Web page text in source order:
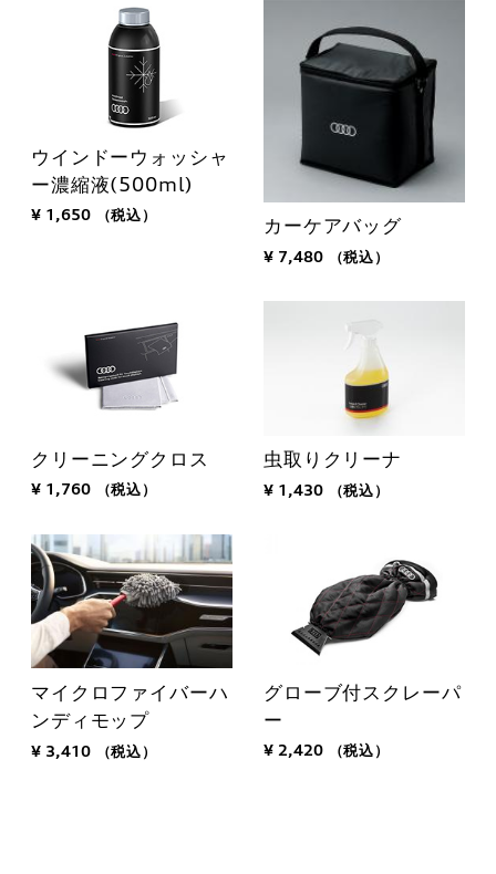
ウインドーウォッシャ
ー濃縮液(500ml)
¥ 1,650 （税込） カーケアバッグ
¥ 7,480 （税込）
クリーニングクロス
¥ 1,760 （税込）
虫取りクリーナ
¥ 1,430 （税込）
マイクロファイバーハ
ンディモップ
¥ 3,410 （税込）
グローブ付スクレーパ
ー
¥ 2,420 （税込）